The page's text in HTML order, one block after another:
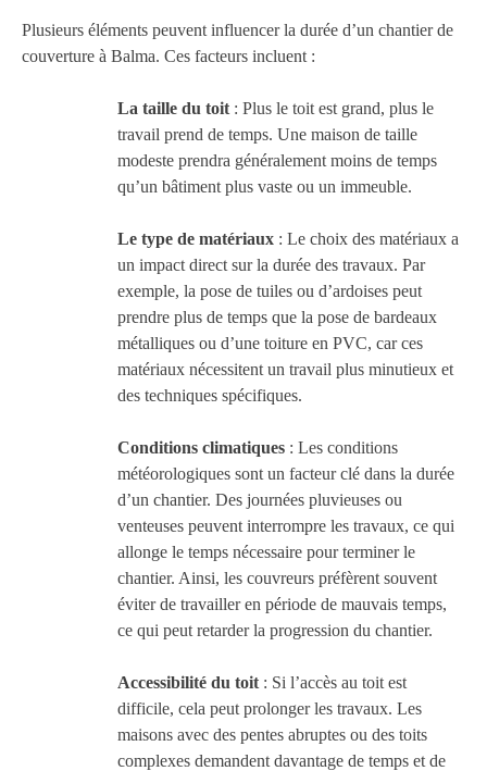
Plusieurs éléments peuvent influencer la durée d’un chantier de
couverture à Balma. Ces facteurs incluent :
La taille du toit : Plus le toit est grand, plus le
travail prend de temps. Une maison de taille
modeste prendra généralement moins de temps
qu’un bâtiment plus vaste ou un immeuble.
Le type de matériaux : Le choix des matériaux a
un impact direct sur la durée des travaux. Par
exemple, la pose de tuiles ou d’ardoises peut
prendre plus de temps que la pose de bardeaux
métalliques ou d’une toiture en PVC, car ces
matériaux nécessitent un travail plus minutieux et
des techniques spécifiques.
Conditions climatiques : Les conditions
météorologiques sont un facteur clé dans la durée
d’un chantier. Des journées pluvieuses ou
venteuses peuvent interrompre les travaux, ce qui
allonge le temps nécessaire pour terminer le
chantier. Ainsi, les couvreurs préfèrent souvent
éviter de travailler en période de mauvais temps,
ce qui peut retarder la progression du chantier.
Accessibilité du toit : Si l’accès au toit est
difficile, cela peut prolonger les travaux. Les
maisons avec des pentes abruptes ou des toits
complexes demandent davantage de temps et de